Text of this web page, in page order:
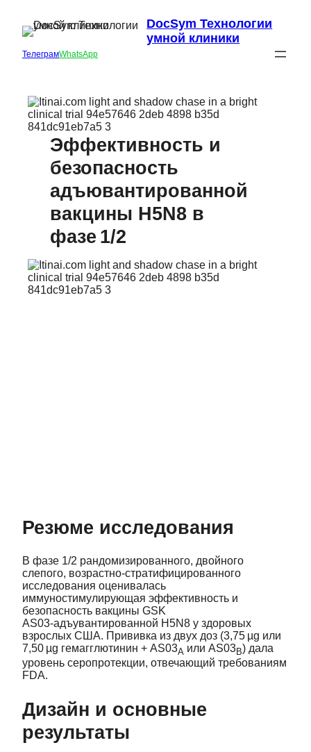
DocSym Технологии
умной клиники
ТелеграмWhatsApp
Эффективность и
безопасность
адъювантированной
вакцины H5N8 в
фазе 1/2
Резюме исследования
В фазе 1/2 рандомизированного, двойного
слепого, возрастно-стратифицированного
исследования оценивалась
иммуностимулирующая эффективность и
безопасность вакцины GSK
AS03‑адъувантированной H5N8 у здоровых
взрослых США. Прививка из двух доз (3,75 µg или
7,50 µg гемагглютинин + AS03A или AS03B) дала
уровень серопротекции, отвечающий требованиям
FDA.
Дизайн и основные
результаты